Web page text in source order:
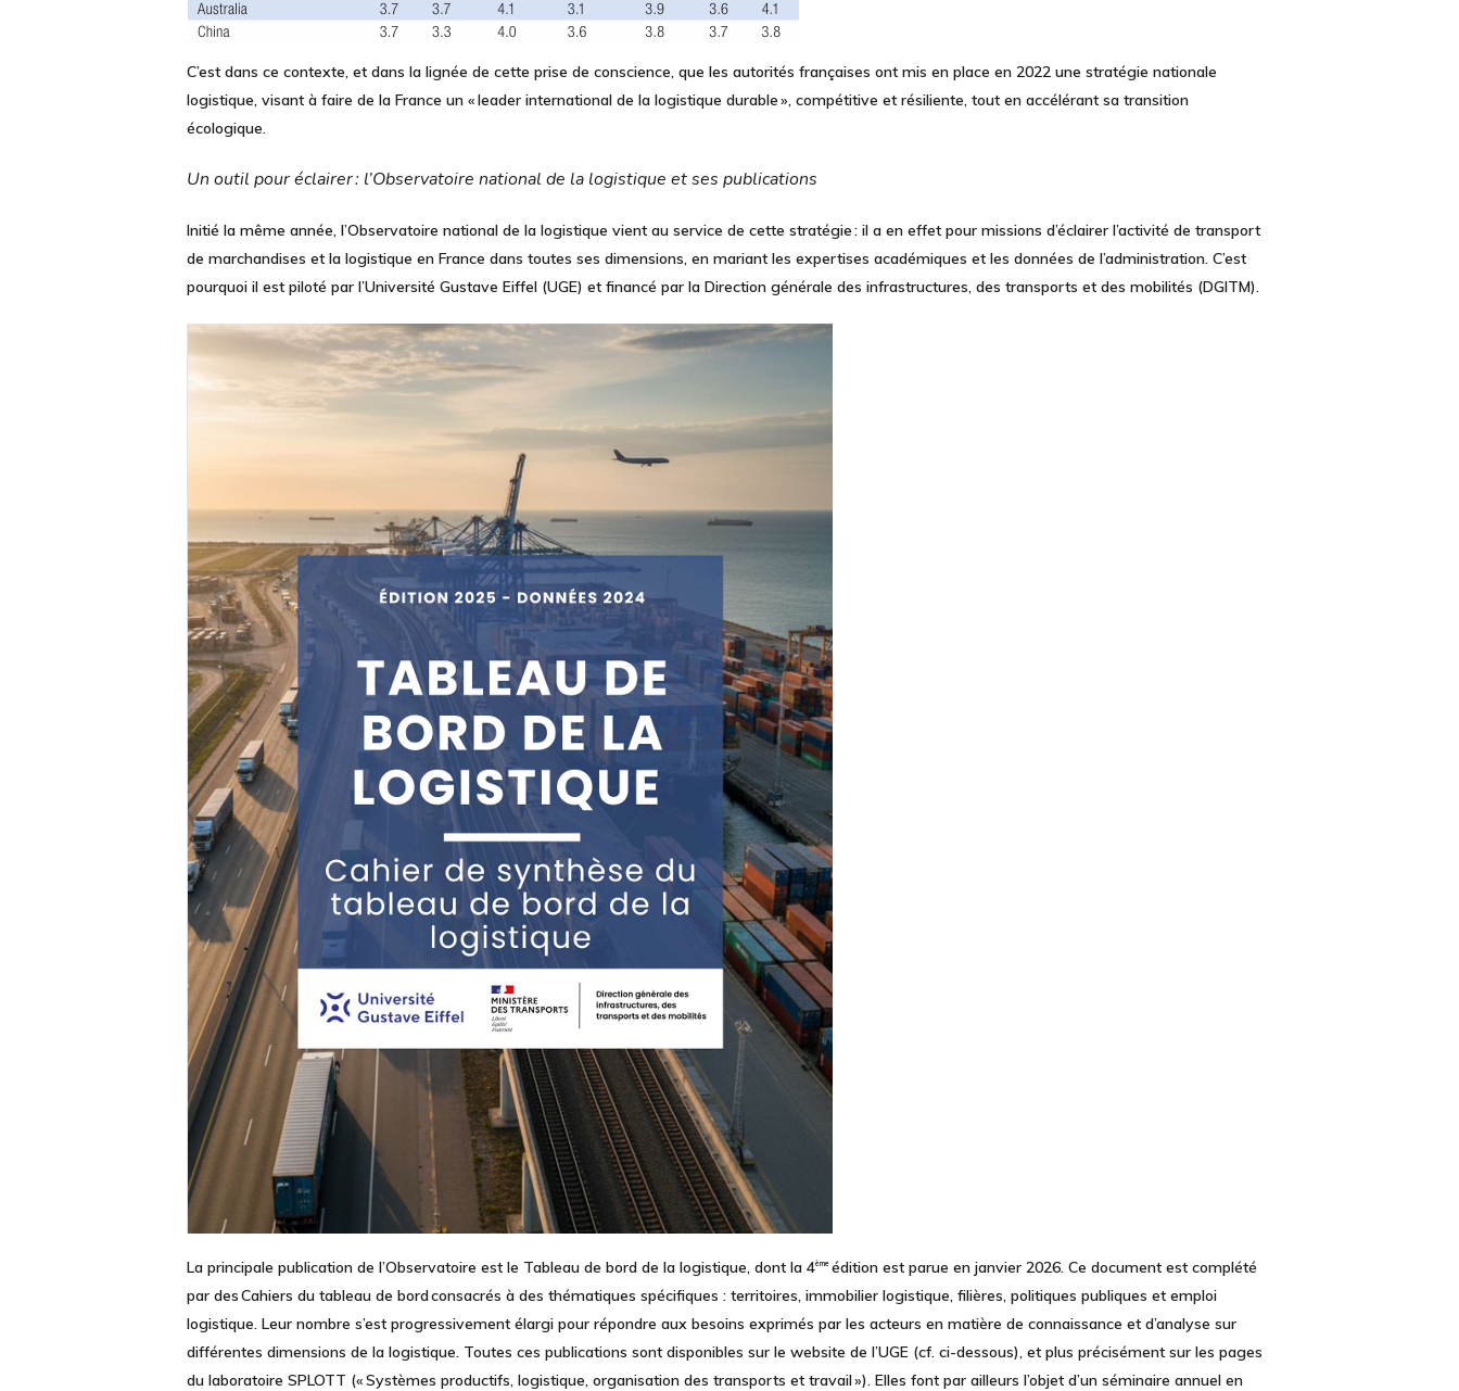
C’est dans ce contexte, et dans la lignée de cette prise de conscience, que les autorités françaises ont mis en place en 2022 une stratégie nationale
logistique, visant à faire de la France un « leader international de la logistique durable », compétitive et résiliente, tout en accélérant sa transition
écologique.
Un outil pour éclairer : l’Observatoire national de la logistique et ses publications
Initié la même année, l’Observatoire national de la logistique vient au service de cette stratégie : il a en effet pour missions d’éclairer l’activité de transport
de marchandises et la logistique en France dans toutes ses dimensions, en mariant les expertises académiques et les données de l’administration. C’est
pourquoi il est piloté par l’Université Gustave Eiffel (UGE) et financé par la Direction générale des infrastructures, des transports et des mobilités (DGITM).
La principale publication de l’Observatoire est le Tableau de bord de la logistique, dont la 4ème édition est parue en janvier 2026. Ce document est complété
par desCahiers du tableau de bordconsacrés à des thématiques spécifiques : territoires, immobilier logistique, filières, politiques publiques et emploi
logistique. Leur nombre s’est progressivement élargi pour répondre aux besoins exprimés par les acteurs en matière de connaissance et d’analyse sur
différentes dimensions de la logistique. Toutes ces publications sont disponibles sur le website de l’UGE (cf. ci-dessous), et plus précisément sur les pages
du laboratoire SPLOTT (« Systèmes productifs, logistique, organisation des transports et travail »). Elles font par ailleurs l’objet d’un séminaire annuel en